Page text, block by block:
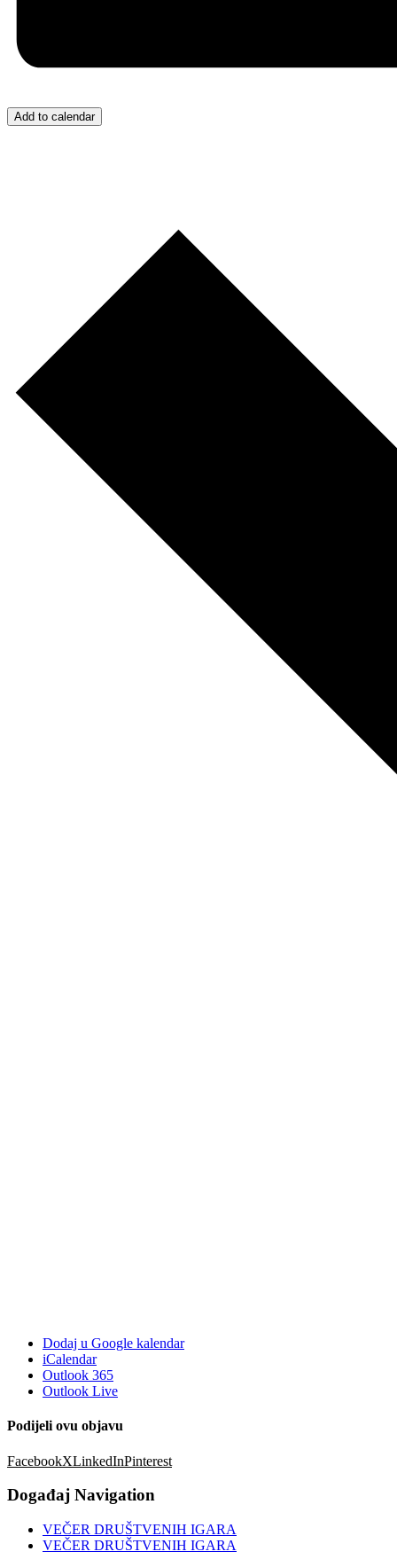
Add to calendar
Dodaj u Google kalendar
iCalendar
Outlook 365
Outlook Live
Podijeli ovu objavu
FacebookXLinkedInPinterest
Događaj Navigation
VEČER DRUŠTVENIH IGARA
VEČER DRUŠTVENIH IGARA